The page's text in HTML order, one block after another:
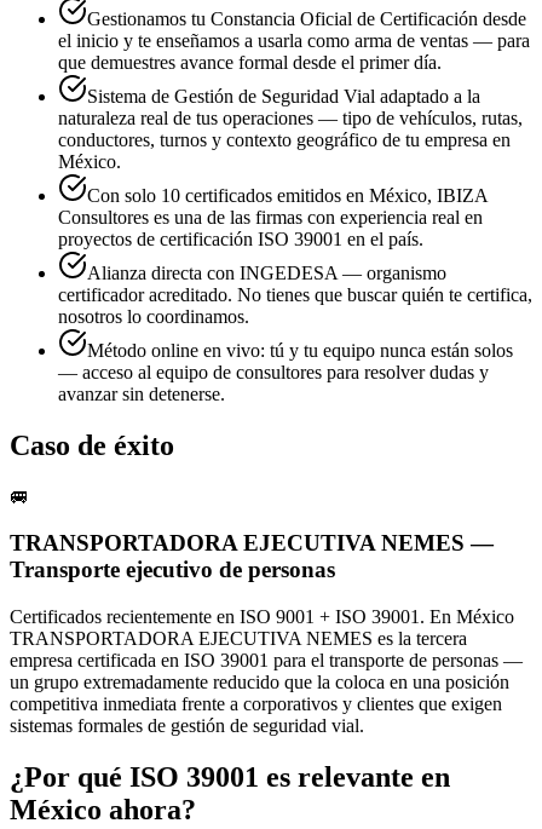
Gestionamos tu Constancia Oficial de Certificación desde
el inicio y te enseñamos a usarla como arma de ventas — para
que demuestres avance formal desde el primer día.
Sistema de Gestión de Seguridad Vial adaptado a la
naturaleza real de tus operaciones — tipo de vehículos, rutas,
conductores, turnos y contexto geográfico de tu empresa en
México.
Con solo 10 certificados emitidos en México, IBIZA
Consultores es una de las firmas con experiencia real en
proyectos de certificación ISO 39001 en el país.
Alianza directa con INGEDESA — organismo
certificador acreditado. No tienes que buscar quién te certifica,
nosotros lo coordinamos.
Método online en vivo: tú y tu equipo nunca están solos
— acceso al equipo de consultores para resolver dudas y
avanzar sin detenerse.
Caso de éxito
🚐
TRANSPORTADORA EJECUTIVA NEMES —
Transporte ejecutivo de personas
Certificados recientemente en ISO 9001 + ISO 39001. En México
TRANSPORTADORA EJECUTIVA NEMES es la tercera
empresa certificada en ISO 39001 para el transporte de personas —
un grupo extremadamente reducido que la coloca en una posición
competitiva inmediata frente a corporativos y clientes que exigen
sistemas formales de gestión de seguridad vial.
¿Por qué ISO 39001 es relevante en
México ahora?